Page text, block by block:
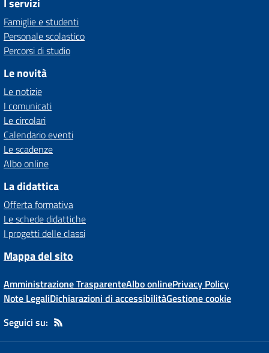
I servizi
Famiglie e studenti
Personale scolastico
Percorsi di studio
Le novità
Le notizie
I comunicati
Le circolari
Calendario eventi
Le scadenze
Albo online
La didattica
Offerta formativa
Le schede didattiche
I progetti delle classi
Mappa del sito
Amministrazione TrasparenteAlbo onlinePrivacy Policy
Note LegaliDichiarazioni di accessibilitàGestione cookie
Seguici su: